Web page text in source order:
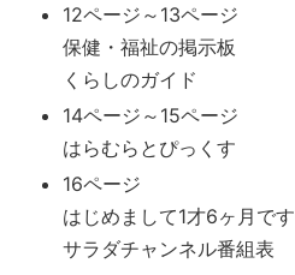
12ページ～13ページ
保健・福祉の掲示板
くらしのガイド
14ページ～15ページ
はらむらとぴっくす
16ページ
はじめまして1才6ヶ月です
サラダチャンネル番組表